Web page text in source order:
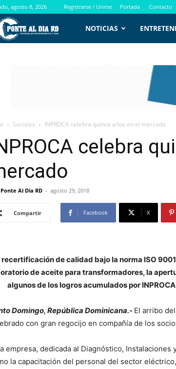
agosto 8, 2026 Registrarse / Unirse Portada Contacto
PontealdiaRD.com
NOTICIAS
Sociales INPROCA celebra quince años en el mercado
celebra
Ponte Al Dia RD - agosto 29, 2018
Compartir Facebook X
de calidad bajo la norma ISO
de aceite para transformadores, la
algunos de los logros acumulados por
Domingo, República Dominicana.- El arribo
con gran regocijo en compañía de los
empresa, dedicada al Diagnóstico,
la capacitación del personal del sector